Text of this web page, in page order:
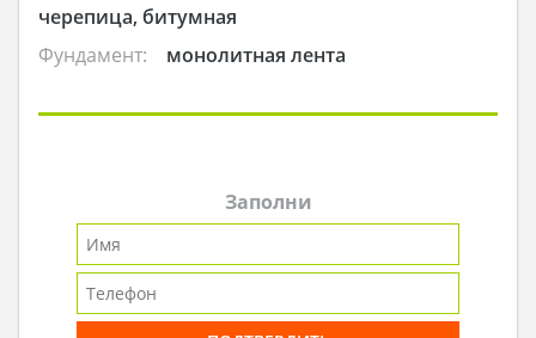
черепица, битумная
Фундамент:
монолитная лента
Заполни